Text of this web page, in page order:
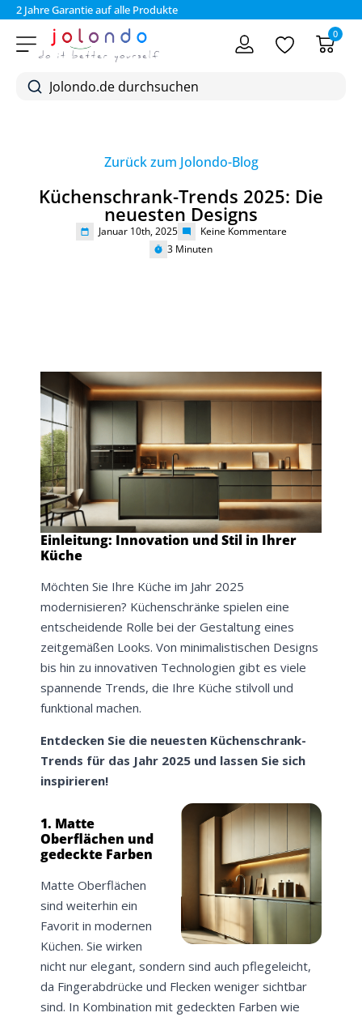
2 Jahre Garantie auf alle Produkte
0
Zurück zum Jolondo-Blog
Küchenschrank-Trends 2025: Die
neuesten Designs
Januar 10th, 2025
Keine Kommentare
3 Minuten
Einleitung: Innovation und Stil in Ihrer
Küche
Möchten Sie Ihre Küche im Jahr 2025
modernisieren? Küchenschränke spielen eine
entscheidende Rolle bei der Gestaltung eines
zeitgemäßen Looks. Von minimalistischen Designs
bis hin zu innovativen Technologien gibt es viele
spannende Trends, die Ihre Küche stilvoll und
funktional machen.
Entdecken Sie die neuesten Küchenschrank-
Trends für das Jahr 2025 und lassen Sie sich
inspirieren!
1. Matte
Oberflächen und
gedeckte Farben
Matte Oberflächen
sind weiterhin ein
Favorit in modernen
Küchen. Sie wirken
nicht nur elegant, sondern sind auch pflegeleicht,
da Fingerabdrücke und Flecken weniger sichtbar
sind. In Kombination mit gedeckten Farben wie